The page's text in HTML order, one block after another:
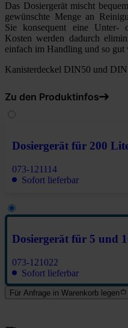
Das Dosiergerät mischt
gewünschte Menge an
Sie konsequent eine Unter-
Kosten werden dadurch
einfach im Handling und so gut
Kanisterdeckel DIN50 und
Zu den Produktinfos
Dosiergerät für 200
073-121114
Sofort lieferbar
Dosiergerät für 5 und
073-121022
Sofort lieferbar
Für Anfrage in Warenkorb legen